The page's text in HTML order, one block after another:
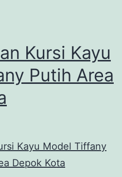
Kursi Kayu
Putih Area